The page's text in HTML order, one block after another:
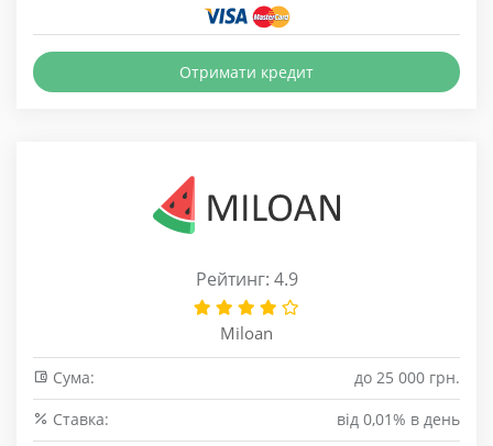
Отримати кредит
Рейтинг: 4.9
Miloan
Сума:
до 25 000 грн.
Cтавка:
від 0,01% в день